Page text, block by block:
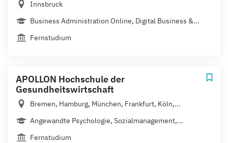
Innsbruck
Business Administration Online, Digital Business &...
Fernstudium
APOLLON Hochschule der
Gesundheitswirtschaft
Bremen, Hamburg, München, Frankfurt, Köln,...
Angewandte Psychologie, Sozialmanagement,...
Fernstudium